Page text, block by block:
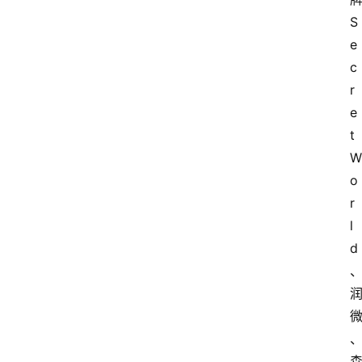
S
e
c
r
e
t
W
o
r
l
d
、
润
微
、